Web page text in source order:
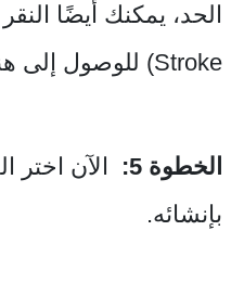
Stroke) للوصول إلى هناك.
الخطوة 5:
الآن
بإنشائه.